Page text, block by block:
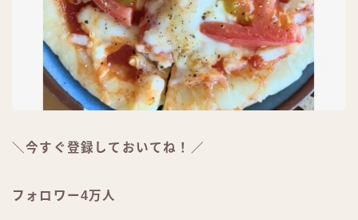
＼今すぐ登録しておいてね！／
フォロワー4万人